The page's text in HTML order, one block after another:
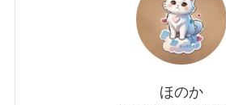
ほのか